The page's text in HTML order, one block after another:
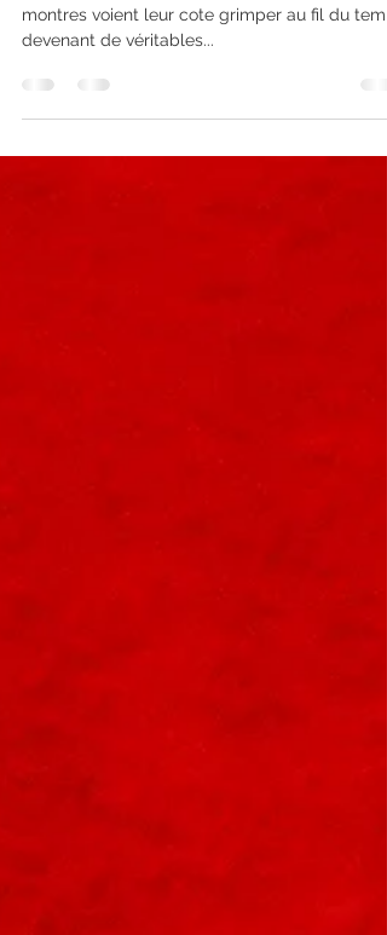
Pourquoi certaines montres
prennent de la valeur ?
Dans l’univers de l’horlogerie de luxe, certaines
montres voient leur cote grimper au fil du